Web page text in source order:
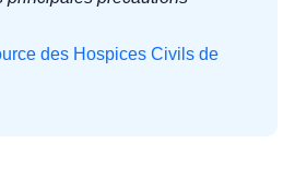
des Hospices Civils de